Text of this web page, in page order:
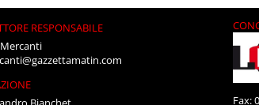
RESPONSABILE
Fax: